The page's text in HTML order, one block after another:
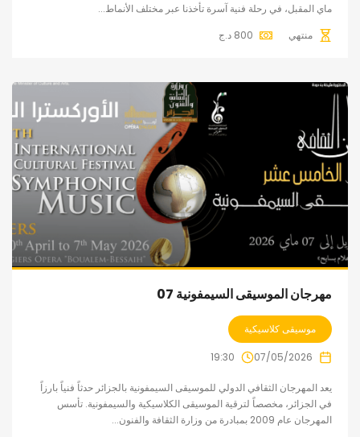
ماي المقبل، في رحلة فنية آسرة تأخذنا عبر مختلف الأنماط...
منتهي
800 د.ج
مهرجان الموسيقى السيمفونية 07
موسيقى كلاسيكية
07/05/2026
19:30
يعد المهرجان الثقافي الدولي للموسيقى السيمفونية بالجزائر حدثاً فنياً بارزاً
في الجزائر، مخصصاً لترقية الموسيقى الكلاسيكية والسيمفونية. تأسس
المهرجان عام 2009 بمبادرة من وزارة الثقافة والفنون...